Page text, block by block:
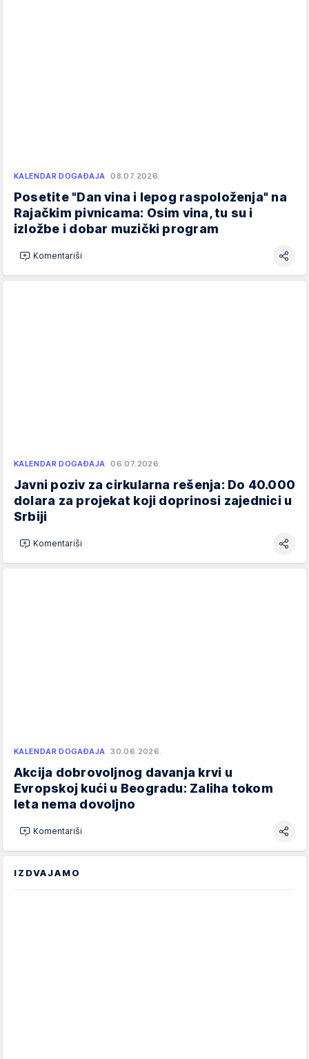
KALENDAR DOGAĐAJA 08.07.2026.
Posetite "Dan vina i lepog raspoloženja" na
Rajačkim pivnicama: Osim vina, tu su i
izložbe i dobar muzički program
Komentariši
KALENDAR DOGAĐAJA 06.07.2026.
Javni poziv za cirkularna rešenja: Do 40.000
dolara za projekat koji doprinosi zajednici u
Srbiji
Komentariši
KALENDAR DOGAĐAJA 30.06.2026.
Akcija dobrovoljnog davanja krvi u
Evropskoj kući u Beogradu: Zaliha tokom
leta nema dovoljno
Komentariši
IZDVAJAMO